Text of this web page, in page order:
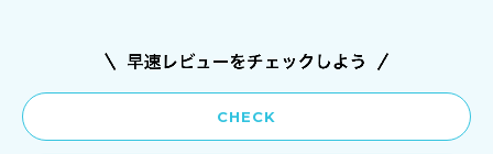
CHECK